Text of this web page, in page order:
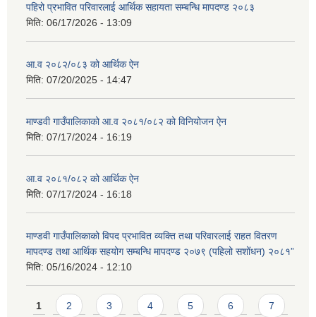
पहिरो प्रभावित परिवारलाई आर्थिक सहायता सम्बन्धि मापदण्ड २०८३
मिति: 06/17/2026 - 13:09
आ.व २०८२/०८३ को आर्थिक ऐन
मिति: 07/20/2025 - 14:47
माण्डवी गाउँपालिकाको आ.व २०८१/०८२ को विनियोजन ऐन
मिति: 07/17/2024 - 16:19
आ.व २०८१/०८२ को आर्थिक ऐन
मिति: 07/17/2024 - 16:18
माण्डवी गाउँपालिकाको विपद प्रभावित व्यक्ति तथा परिवारलाई राहत वितरण
मापदण्ड तथा आर्थिक सहयोग सम्बन्धि मापदण्ड २०७९ (पहिलो सशोंधन) २०८१”
मिति: 05/16/2024 - 12:10
Pages
1 2 3 4 5 6 7